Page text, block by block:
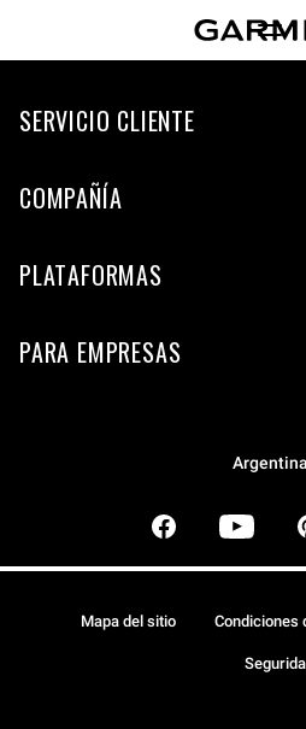
SERVICIO CLIENTE
COMPAÑÍA
PLATAFORMAS
PARA EMPRESAS
Argentina
Mapa del sitio Condiciones